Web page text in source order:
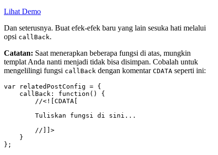
Lihat Demo
Dan seterusnya. Buat efek-efek baru yang lain sesuka hati melalui
opsi callBack.
Catatan: Saat menerapkan beberapa fungsi di atas, mungkin
templat Anda nanti menjadi tidak bisa disimpan. Cobalah untuk
mengelilingi fungsi callBack dengan komentar CDATA seperti ini:
var relatedPostConfig = {
    callBack: function() {
        //<![CDATA[
        Tuliskan fungsi di sini...
        //]]>
    }
};